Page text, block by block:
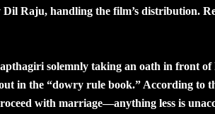
Raju, handling the film’s distribution.
solemnly taking an oath in front
in the “dowry rule book.” According to
with marriage—anything less is